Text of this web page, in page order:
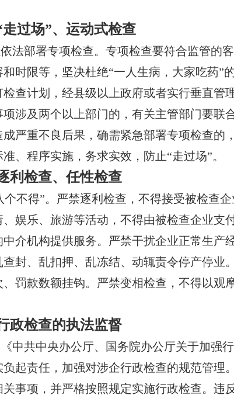
过场”、运动式检查
法部署专项检查。专项检查要符合监管的
时限等，坚决杜绝“一人生病，大家吃药”
查计划，经县级以上政府或者实行垂直管
涉及两个以上部门的，有关主管部门要联
严重不良后果，确需紧急部署专项检查的
、程序实施，务求实效，防止“走过场”。
利检查、任性检查
不得”。严禁逐利检查，不得接受被检查
娱乐、旅游等活动，不得由被检查企业支
介机构提供服务。严禁干扰企业正常生产
封、乱扣押、乱冻结、动辄责令停产停业
罚款数额挂钩。严禁变相检查，不得以观
政检查的执法监督
中共中央办公厅、国务院办公厅关于加强
起责任，加强对涉企行政检查的规范管理
事项，并严格按照规定实施行政检查。违